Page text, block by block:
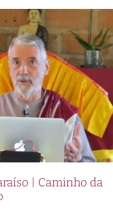
| Caminho da